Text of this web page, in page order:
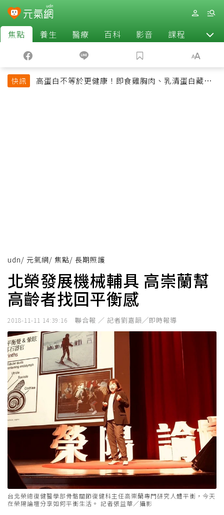
焦點 養生 醫療 百科 影音 課程 退休
快訊
高蛋白不等於更健康！即食雞胸肉、乳清蛋白藏陷
udn/ 元氣網/ 焦點/ 長期照護
北榮發展機械輔具 高崇蘭幫
高齡者找回平衡感
2018-11-11 14:39:16 聯合報 ／ 記者劉嘉韻╱即時報導
台北榮總復健醫學部骨骼關節復健科主任高崇蘭專門研究人體平衡，今天
在榮陽論壇分享如何平衡生活。 記者張益華／攝影